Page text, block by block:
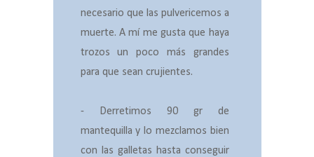
necesario que las pulvericemos a
muerte. A mí me gusta que haya
trozos un poco más grandes
para que sean crujientes.
- Derretimos 90 gr de
mantequilla y lo mezclamos bien
con las galletas hasta conseguir